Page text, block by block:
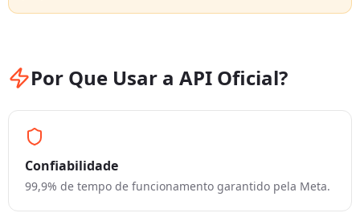
Por Que Usar a API Oficial?
Confiabilidade
99,9% de tempo de funcionamento garantido pela Meta.